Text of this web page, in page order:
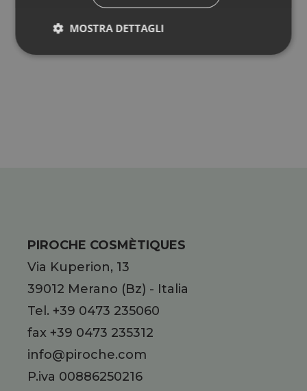
SPAY:
CRISTE MARIN, OLI ESSENZIALI DI
PIROCHE COSMÈTIQUES
Via Kuperion, 13
39012 Merano (Bz) - Italia
Tel.+39 0473 235060
fax +39 0473 235312
info@piroche.com
P.iva 00886250216
MOSTRA DETTAGLI